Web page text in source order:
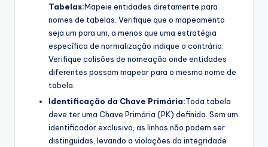
Tabelas:Mapeie entidades diretamente para
nomes de tabelas. Verifique que o mapeamento
seja um para um, a menos que uma estratégia
específica de normalização indique o contrário.
Verifique colisões de nomeação onde entidades
diferentes possam mapear para o mesmo nome de
tabela.
Identificação da Chave Primária:Toda tabela
deve ter uma Chave Primária (PK) definida. Sem um
identificador exclusivo, as linhas não podem ser
distinguidas, levando a violações da integridade